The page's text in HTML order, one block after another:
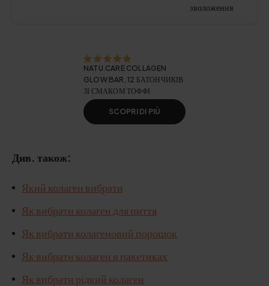
зволоження
NATU.CARE COLLAGEN
GLOW BAR, 12 БАТОНЧИКІВ
ЗІ СМАКОМ ТОФФІ
SCOPRI DI PIÙ
Див. також:
Який колаген вибрати
Як вибрати колаген для пиття
Як вибрати колагеновий порошок
Як вибрати колаген в пакетиках
Як вибрати рідкий колаген